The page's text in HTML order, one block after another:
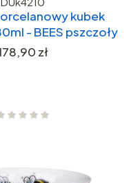
kubek
- BEES pszczoły
zł